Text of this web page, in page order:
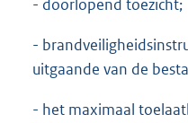
- doorlopend toezicht;
-
uitgaande van de
- het maximaal